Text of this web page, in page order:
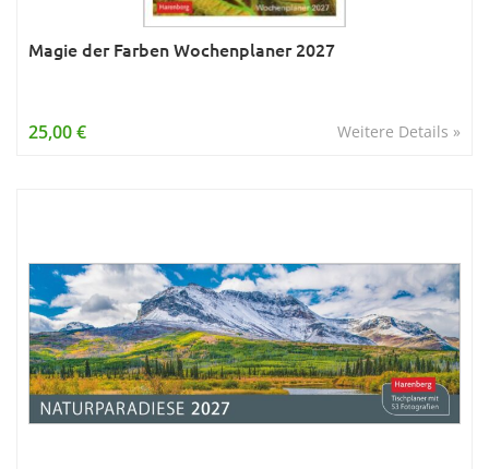
Magie der Farben Wochenplaner 2027
Weitere Details »
25,00 €